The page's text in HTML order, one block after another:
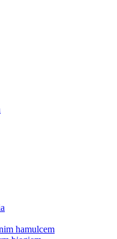
hamulcem